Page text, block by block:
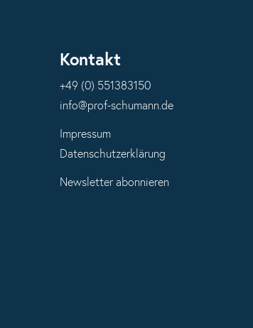
Kontakt
+49 (0) 551383150
info@prof-schumann.de
Impressum
Datenschutzerklärung
Newsletter abonnieren